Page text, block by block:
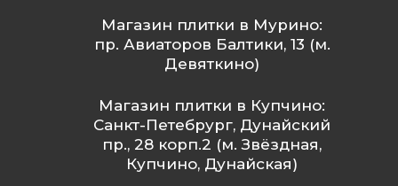
Магазин плитки в Мурино:
пр. Авиаторов Балтики, 13 (м.
Девяткино)
Магазин плитки в Купчино:
Санкт-Петебрург, Дунайский
пр., 28 корп.2 (м. Звёздная,
Купчино, Дунайская)